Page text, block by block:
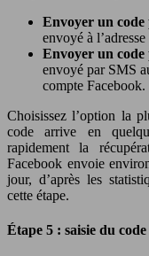
Envoyer un code
envoyé à
Envoyer un code
envoyé par SMS
compte Facebook.
Choisissez l’option la
code arrive en
rapidement la
Facebook envoie
jour, d’après les
cette étape.
Étape 5 : saisie du